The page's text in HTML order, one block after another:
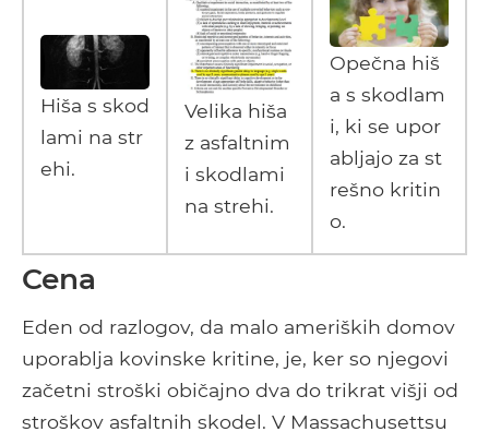
Hiša s skod
lami na str
ehi.
Velika hiša
z asfaltnim
i skodlami
na strehi.
Opečna hiš
a s skodlam
i, ki se upor
abljajo za st
rešno kritin
o.
Cena
Eden od razlogov, da malo ameriških domov
uporablja kovinske kritine, je, ker so njegovi
začetni stroški običajno dva do trikrat višji od
stroškov asfaltnih skodel. V Massachusettsu